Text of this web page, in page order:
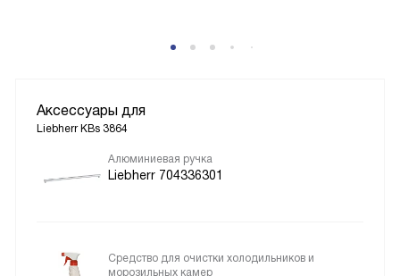
Аксессуары для
Liebherr KBs 3864
Алюминиевая ручка
Liebherr 704336301
Средство для очистки холодильников и
морозильных камер